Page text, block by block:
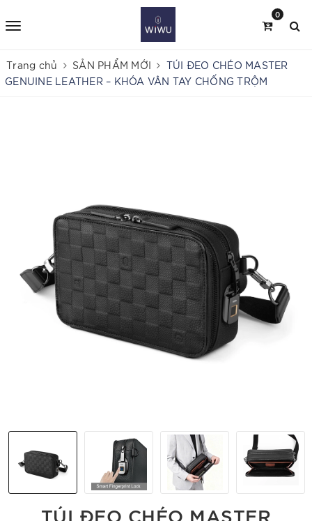
0
Trang chủ SẢN PHẨM MỚI
TÚI ĐEO CHÉO MASTER
GENUINE LEATHER – KHÓA VÂN TAY CHỐNG TRỘM
TÚI ĐEO CHÉO MASTER